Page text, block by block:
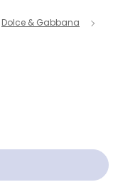
Dolce & Gabbana